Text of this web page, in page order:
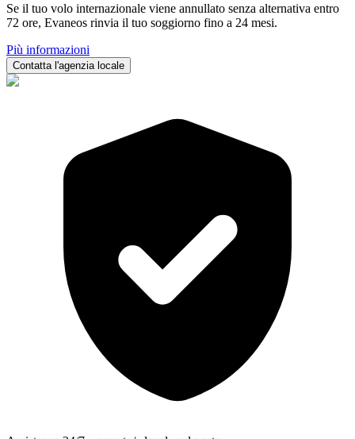
Se il tuo volo internazionale viene annullato senza alternativa entro
72 ore, Evaneos rinvia il tuo soggiorno fino a 24 mesi.
Più informazioni
Contatta l'agenzia locale